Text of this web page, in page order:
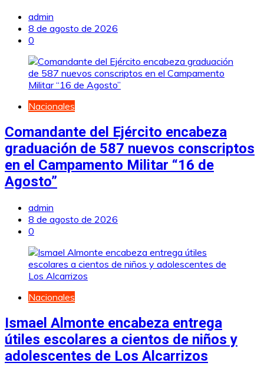
admin
8 de agosto de 2026
0
Nacionales
Comandante del Ejército encabeza
graduación de 587 nuevos conscriptos
en el Campamento Militar “16 de
Agosto”
admin
8 de agosto de 2026
0
Nacionales
Ismael Almonte encabeza entrega
útiles escolares a cientos de niños y
adolescentes de Los Alcarrizos